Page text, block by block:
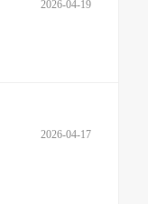
2026-04-19
2026-04-17